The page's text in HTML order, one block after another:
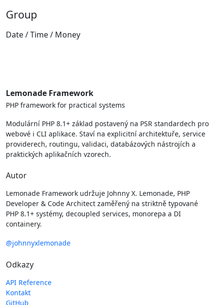
Group
Date / Time / Money
Lemonade Framework
PHP framework for practical systems
Modulární PHP 8.1+ základ postavený na PSR standardech pro
webové i CLI aplikace. Staví na explicitní architektuře, service
providerech, routingu, validaci, databázových nástrojích a
praktických aplikačních vzorech.
Autor
Lemonade Framework udržuje Johnny X. Lemonade, PHP
Developer & Code Architect zaměřený na striktně typované
PHP 8.1+ systémy, decoupled services, monorepa a DI
containery.
@johnnyxlemonade
Odkazy
API Reference
Kontakt
GitHub